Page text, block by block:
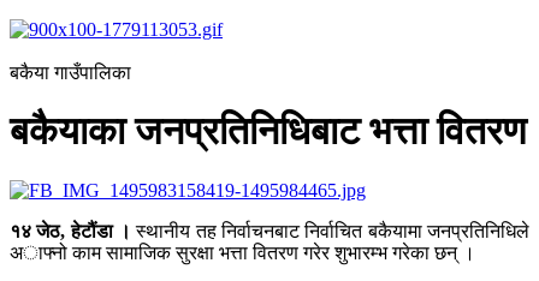
बकैया गाउँपालिका
बकैयाका जनप्रतिनिधिबाट भत्ता वितरण
१४ जेठ, हेटौंडा । स्थानीय तह निर्वाचनबाट निर्वाचित बकैयामा जनप्रतिनिधिले
अाफ्नो काम सामाजिक सुरक्षा भत्ता वितरण गरेर शुभारम्भ गरेका छन् ।